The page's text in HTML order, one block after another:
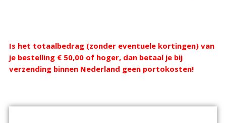
Webshop
Is het totaalbedrag (zonder eventuele kortingen) van
je bestelling € 50,00 of hoger, dan betaal je bij
verzending binnen Nederland geen portokosten!